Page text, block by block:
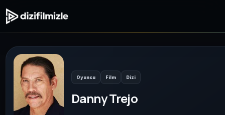
Oyuncu Film Dizi
Danny Trejo